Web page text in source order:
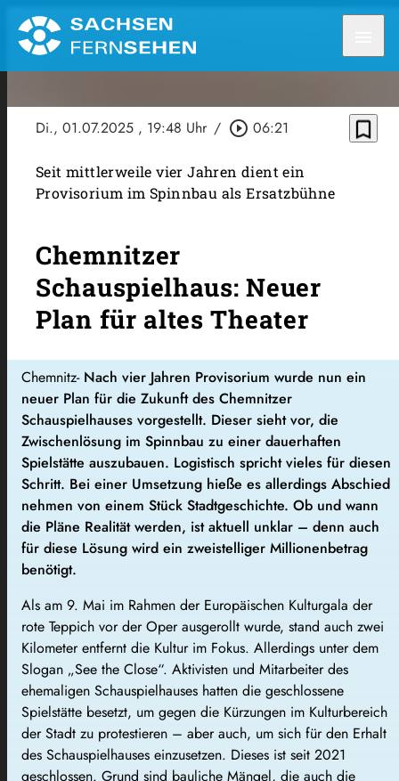
Di., 01.07.2025 , 19:48 Uhr / play_circle_outline 06:21 bookmark_border
Seit mittlerweile vier Jahren dient ein
Provisorium im Spinnbau als Ersatzbühne
Chemnitzer
Schauspielhaus: Neuer
Plan für altes Theater
Chemnitz- Nach vier Jahren Provisorium wurde nun ein
neuer Plan für die Zukunft des Chemnitzer
Schauspielhauses vorgestellt. Dieser sieht vor, die
Zwischenlösung im Spinnbau zu einer dauerhaften
Spielstätte auszubauen. Logistisch spricht vieles für diesen
Schritt. Bei einer Umsetzung hieße es allerdings Abschied
nehmen von einem Stück Stadtgeschichte. Ob und wann
die Pläne Realität werden, ist aktuell unklar – denn auch
für diese Lösung wird ein zweistelliger Millionenbetrag
benötigt.
Als am 9. Mai im Rahmen der Europäischen Kulturgala der
rote Teppich vor der Oper ausgerollt wurde, stand auch zwei
Kilometer entfernt die Kultur im Fokus. Allerdings unter dem
Slogan „See the Close“. Aktivisten und Mitarbeiter des
ehemaligen Schauspielhauses hatten die geschlossene
Spielstätte besetzt, um gegen die Kürzungen im Kulturbereich
der Stadt zu protestieren – aber auch, um sich für den Erhalt
des Schauspielhauses einzusetzen. Dieses ist seit 2021
geschlossen. Grund sind bauliche Mängel, die auch die